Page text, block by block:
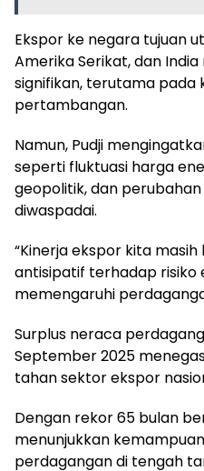
Ekspor ke negara tujuan
Amerika Serikat, dan
signifikan, terutama
pertambangan.
Namun, Pudji
seperti fluktuasi harga
geopolitik, dan
diwaspadai.
“Kinerja ekspor kita
antisipatif terhadap risiko
memengaruhi
Surplus neraca
September 2025
tahan sektor ekspor
Dengan rekor 65 bulan
menunjukkan
perdagangan di tengah